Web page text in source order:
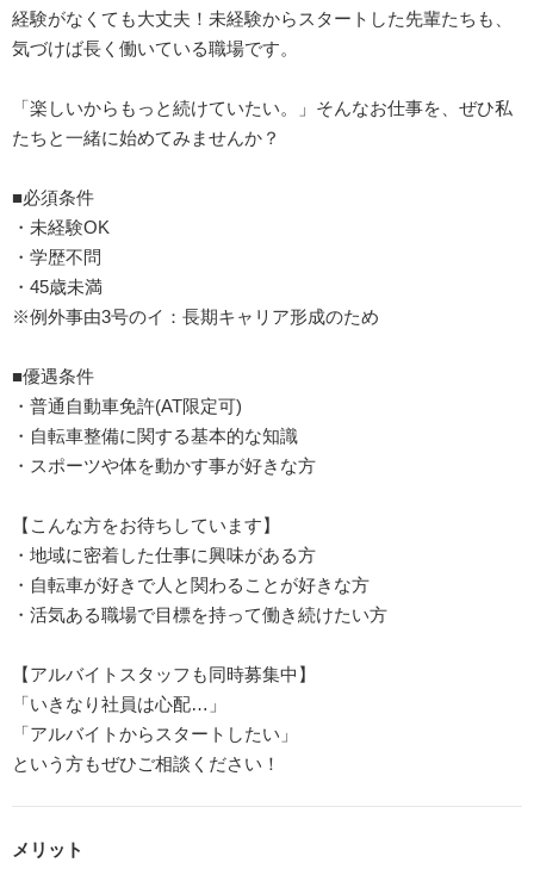
経験がなくても大丈夫！未経験からスタートした先輩たちも、
気づけば長く働いている職場です。
「楽しいからもっと続けていたい。」そんなお仕事を、ぜひ私
たちと一緒に始めてみませんか？
■必須条件
・未経験OK
・学歴不問
・45歳未満
※例外事由3号のイ：長期キャリア形成のため
■優遇条件
・普通自動車免許(AT限定可)
・自転車整備に関する基本的な知識
・スポーツや体を動かす事が好きな方
【こんな方をお待ちしています】
・地域に密着した仕事に興味がある方
・自転車が好きで人と関わることが好きな方
・活気ある職場で目標を持って働き続けたい方
【アルバイトスタッフも同時募集中】
「いきなり社員は心配…」
「アルバイトからスタートしたい」
という方もぜひご相談ください！
メリット